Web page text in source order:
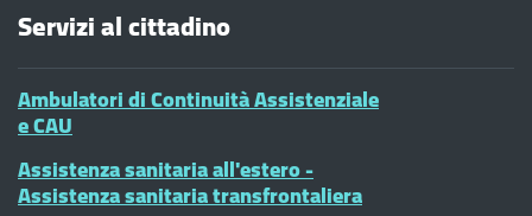
Servizi al cittadino
Ambulatori di Continuità Assistenziale
e CAU
Assistenza sanitaria all'estero -
Assistenza sanitaria transfrontaliera